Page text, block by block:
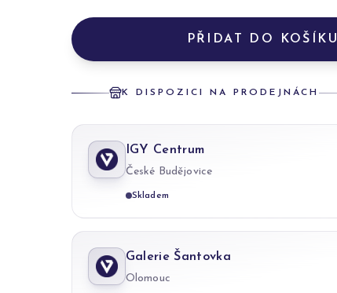
PŘIDAT DO KOŠÍKU
K DISPOZICI NA PRODEJNÁCH
IGY Centrum
České Budějovice
Skladem
Galerie Šantovka
Olomouc